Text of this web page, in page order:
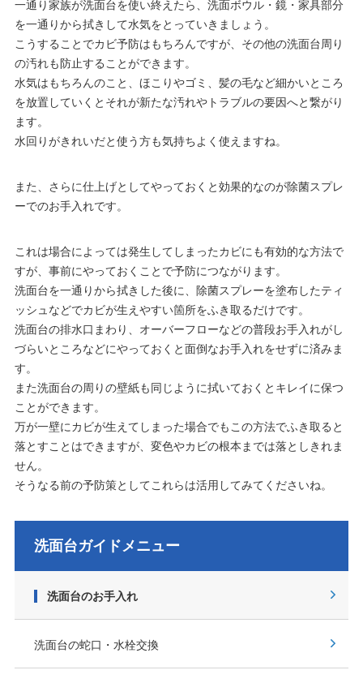
一通り家族が洗面台を使い終えたら、洗面ボウル・鏡・家具部分
を一通りから拭きして水気をとっていきましょう。
こうすることでカビ予防はもちろんですが、その他の洗面台周り
の汚れも防止することができます。
水気はもちろんのこと、ほこりやゴミ、髪の毛など細かいところ
を放置していくとそれが新たな汚れやトラブルの要因へと繋がり
ます。
水回りがきれいだと使う方も気持ちよく使えますね。
また、さらに仕上げとしてやっておくと効果的なのが除菌スプレ
ーでのお手入れです。
これは場合によっては発生してしまったカビにも有効的な方法で
すが、事前にやっておくことで予防につながります。
洗面台を一通りから拭きした後に、除菌スプレーを塗布したティ
ッシュなどでカビが生えやすい箇所をふき取るだけです。
洗面台の排水口まわり、オーバーフローなどの普段お手入れがし
づらいところなどにやっておくと面倒なお手入れをせずに済みま
す。
また洗面台の周りの壁紙も同じように拭いておくとキレイに保つ
ことができます。
万が一壁にカビが生えてしまった場合でもこの方法でふき取ると
落とすことはできますが、変色やカビの根本までは落としきれま
せん。
そうなる前の予防策としてこれらは活用してみてくださいね。
洗面台ガイドメニュー
洗面台のお手入れ
洗面台の蛇口・水栓交換